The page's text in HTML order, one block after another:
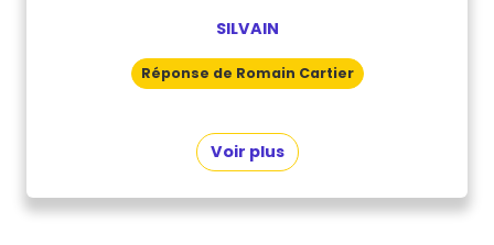
SILVAIN
Réponse de Romain Cartier
Voir plus